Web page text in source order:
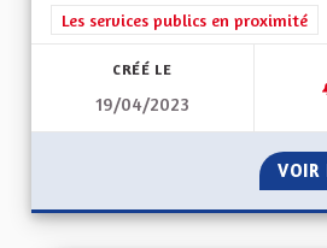
Filtrer les résultats de la
Les services publics en proximité
CRÉÉ LE
19/04/2023
VOIR